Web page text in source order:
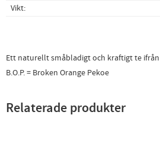
Vikt
Ett naturellt småbladigt och kraftigt te
B.O.P. = Broken Orange Pekoe
Relaterade produkter